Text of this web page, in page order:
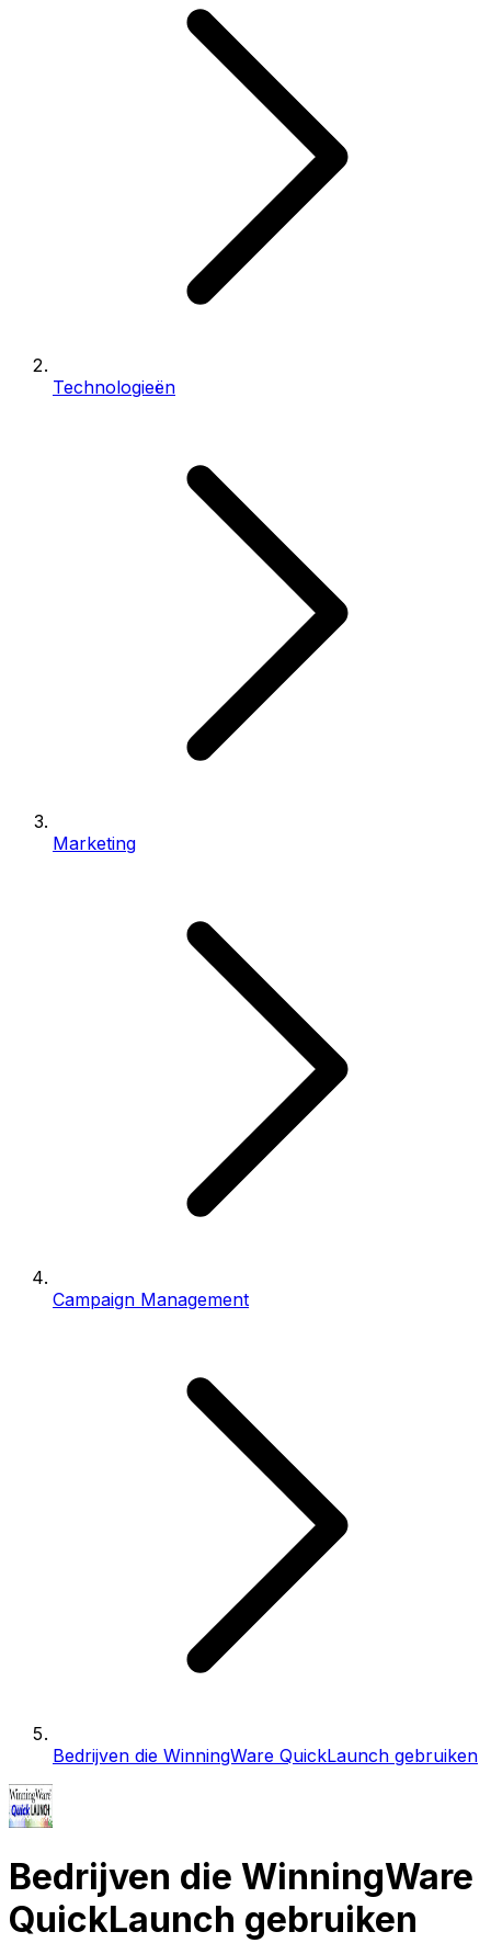
Technologieën
Marketing
Campaign Management
Bedrijven die WinningWare QuickLaunch gebruiken
Bedrijven die WinningWare
QuickLaunch gebruiken